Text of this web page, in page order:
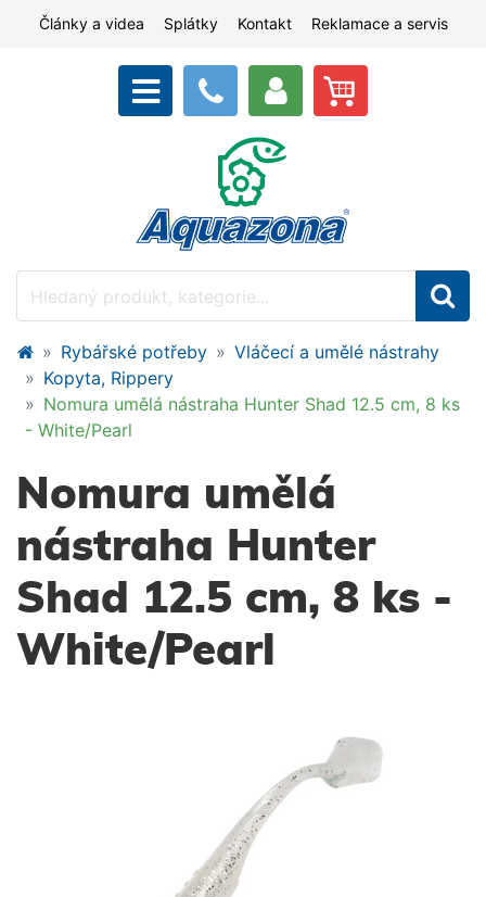
Články a videa Splátky Kontakt Reklamace a servis
Rybářské potřeby
Vláčecí a umělé nástrahy
Kopyta, Rippery
Nomura umělá nástraha Hunter Shad 12.5 cm, 8 ks
- White/Pearl
Nomura umělá
nástraha Hunter
Shad 12.5 cm, 8 ks -
White/Pearl